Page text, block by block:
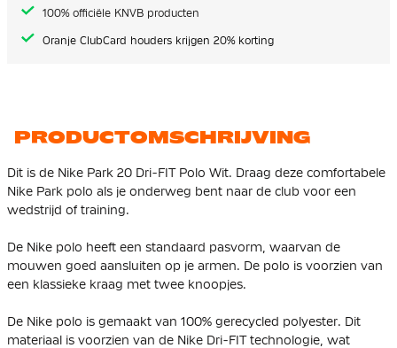
100% officiële KNVB producten
Oranje ClubCard houders krijgen 20% korting
PRODUCTOMSCHRIJVING
Dit is de Nike Park 20 Dri-FIT Polo Wit. Draag deze comfortabele
Nike Park polo als je onderweg bent naar de club voor een
wedstrijd of training.
De Nike polo heeft een standaard pasvorm, waarvan de
mouwen goed aansluiten op je armen. De polo is voorzien van
een klassieke kraag met twee knoopjes.
De Nike polo is gemaakt van 100% gerecycled polyester. Dit
materiaal is voorzien van de Nike Dri-FIT technologie, wat